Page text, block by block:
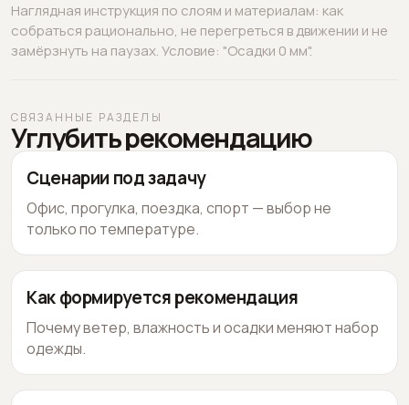
Наглядная инструкция по слоям и материалам: как
собраться рационально, не перегреться в движении и не
замёрзнуть на паузах. Условие: "Осадки 0 мм".
СВЯЗАННЫЕ РАЗДЕЛЫ
Углубить рекомендацию
Сценарии под задачу
Офис, прогулка, поездка, спорт — выбор не
только по температуре.
Как формируется рекомендация
Почему ветер, влажность и осадки меняют набор
одежды.